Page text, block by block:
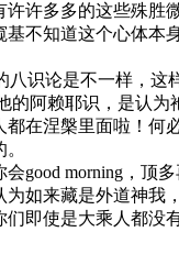
许多多的这些殊胜
不知道这个心体本
识论是不一样，这
阿赖耶识，是认为
在涅槃里面啦！何
morning，顶多
如来藏是外道神我
即使是大乘人都没